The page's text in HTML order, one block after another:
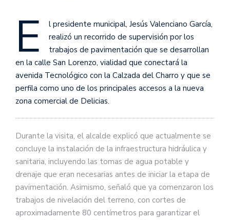
E
l presidente municipal, Jesús Valenciano García,
realizó un recorrido de supervisión por los
trabajos de pavimentación que se desarrollan
en la calle San Lorenzo, vialidad que conectará la
avenida Tecnológico con la Calzada del Charro y que se
perfila como uno de los principales accesos a la nueva
zona comercial de Delicias.
Durante la visita, el alcalde explicó que actualmente se
concluye la instalación de la infraestructura hidráulica y
sanitaria, incluyendo las tomas de agua potable y
drenaje que eran necesarias antes de iniciar la etapa de
pavimentación. Asimismo, señaló que ya comenzaron los
trabajos de nivelación del terreno, con cortes de
aproximadamente 80 centímetros para garantizar el